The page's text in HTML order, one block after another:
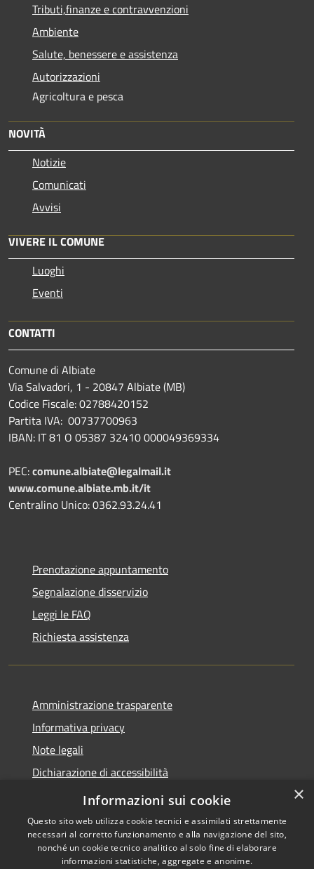
Tributi,finanze e contravvenzioni
Ambiente
Salute, benessere e assistenza
Autorizzazioni
Agricoltura e pesca
NOVITÀ
Notizie
Comunicati
Avvisi
VIVERE IL COMUNE
Luoghi
Eventi
CONTATTI
Comune di Albiate
Via Salvadori, 1 - 20847 Albiate (MB)
Codice Fiscale: 02788420152
Partita IVA: 00737700963
IBAN: IT 81 O 05387 32410 000049369334
PEC:comune.albiate@legalmail.it
www.comune.albiate.mb.it/it
Centralino Unico: 0362.93.24.41
Prenotazione appuntamento
Segnalazione disservizio
Leggi le FAQ
Richiesta assistenza
Amministrazione trasparente
Informativa privacy
Note legali
Dichiarazione di accessibilità
Obbietivi di accessibilità
Copyright © 2026 • Comune di
×
Informazioni sui cookie
Questo sito web utilizza cookie tecnici e assimilati strettamente
necessari al corretto funzionamento e alla navigazione del sito,
nonché un cookie tecnico analitico al solo fine di elaborare
informazioni statistiche, aggregate e anonime.